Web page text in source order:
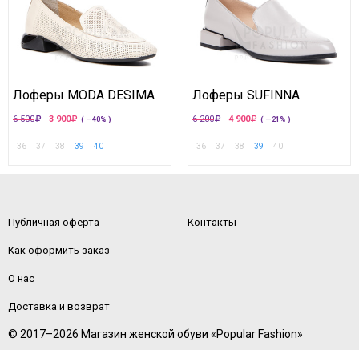
Лоферы MODA DESIMA
6 500 3 900 ( —40% )
36 37 38 39 40
Лоферы SUFINNA
6 200 4 900 ( —21% )
36 37 38 39 40
Публичная оферта
Как оформить заказ
О нас
Доставка и возврат
Контакты
© 2017–2026 Магазин женской обуви «Popular Fashion»